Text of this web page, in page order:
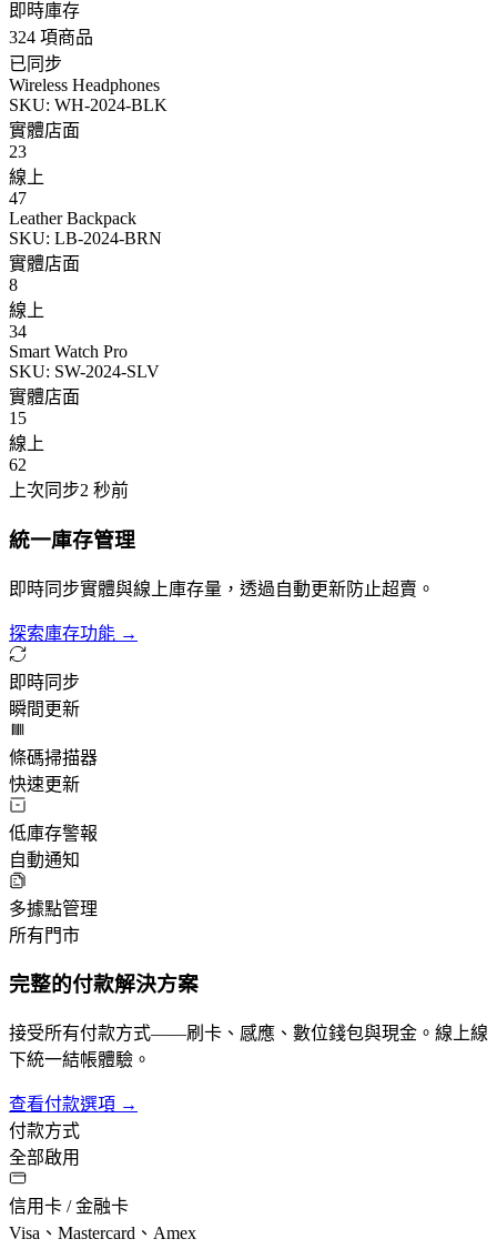
即時庫存
324 項商品
已同步
Wireless Headphones
SKU: WH-2024-BLK
實體店面
23
線上
47
Leather Backpack
SKU: LB-2024-BRN
實體店面
8
線上
34
Smart Watch Pro
SKU: SW-2024-SLV
實體店面
15
線上
62
上次同步2 秒前
統一庫存管理
即時同步實體與線上庫存量，透過自動更新防止超賣。
探索庫存功能 →
即時同步
瞬間更新
條碼掃描器
快速更新
低庫存警報
自動通知
多據點管理
所有門市
完整的付款解決方案
接受所有付款方式——刷卡、感應、數位錢包與現金。線上線
下統一結帳體驗。
查看付款選項 →
付款方式
全部啟用
信用卡 / 金融卡
Visa、Mastercard、Amex